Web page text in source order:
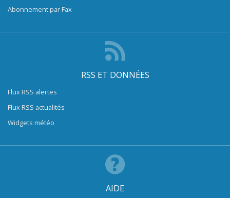
Abonnement par Fax
RSS ET DONNÉES
Flux RSS alertes
Flux RSS actualités
Widgets météo
AIDE